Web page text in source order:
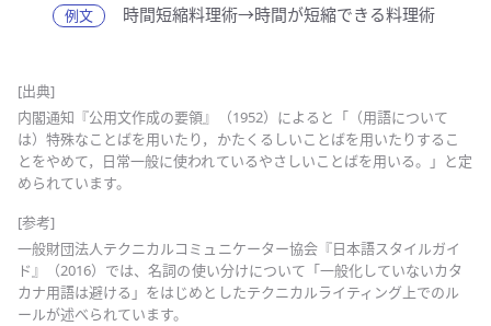
時間短縮料理術→時間が短縮できる料理術
[出典]
内閣通知『公用文作成の要領』（1952）によると「（用語について
は）特殊なことばを用いたり，かたくるしいことばを用いたりするこ
とをやめて，日常一般に使われているやさしいことばを用いる。」と定
められています。
[参考]
一般財団法人テクニカルコミュニケーター協会『日本語スタイルガイ
ド』（2016）では、名詞の使い分けについて「一般化していないカタ
カナ用語は避ける」をはじめとしたテクニカルライティング上でのル
ールが述べられています。